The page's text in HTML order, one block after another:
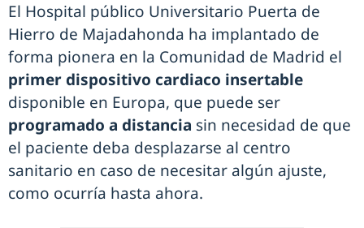
El Hospital público Universitario Puerta de
Hierro de Majadahonda ha implantado de
forma pionera en la Comunidad de Madrid el
primer dispositivo cardiaco insertable
disponible en Europa, que puede ser
programado a distancia sin necesidad de que
el paciente deba desplazarse al centro
sanitario en caso de necesitar algún ajuste,
como ocurría hasta ahora.